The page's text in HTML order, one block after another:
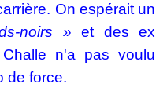
On espérait un
noirs » et des ex
n'a pas voulu
de force.